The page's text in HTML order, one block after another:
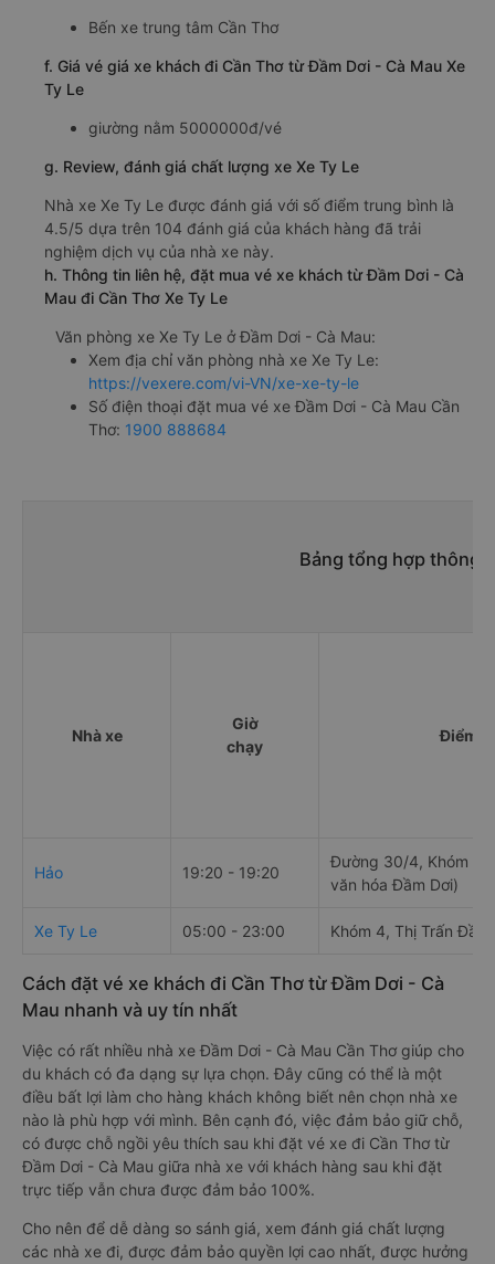
Bến xe trung tâm Cần Thơ
f. Giá vé giá xe khách đi Cần Thơ từ Đầm Dơi - Cà Mau Xe
Ty Le
giường nằm 5000000đ/vé
g. Review, đánh giá chất lượng xe Xe Ty Le
Nhà xe Xe Ty Le được đánh giá với số điểm trung bình là
4.5/5 dựa trên 104 đánh giá của khách hàng đã trải
nghiệm dịch vụ của nhà xe này.
h. Thông tin liên hệ, đặt mua vé xe khách từ Đầm Dơi - Cà
Mau đi Cần Thơ Xe Ty Le
Văn phòng xe Xe Ty Le ở Đầm Dơi - Cà Mau:
Xem địa chỉ văn phòng nhà xe Xe Ty Le:
https://vexere.com/vi-VN/xe-xe-ty-le
Số điện thoại đặt mua vé xe Đầm Dơi - Cà Mau Cần
Thơ: 1900 888684
Bảng tổng hợp thông
Nhà xe
Giờ
chạy
Điểm đi
Hảo 19:20 - 19:20
Đường 30/4, Khóm 4
văn hóa Đầm Dơi)
Xe Ty Le 05:00 - 23:00 Khóm 4, Thị Trấn Đầm
Cách đặt vé xe khách đi Cần Thơ từ Đầm Dơi - Cà
Mau nhanh và uy tín nhất
Việc có rất nhiều nhà xe Đầm Dơi - Cà Mau Cần Thơ giúp cho
du khách có đa dạng sự lựa chọn. Đây cũng có thể là một
điều bất lợi làm cho hàng khách không biết nên chọn nhà xe
nào là phù hợp với mình. Bên cạnh đó, việc đảm bảo giữ chỗ,
có được chỗ ngồi yêu thích sau khi đặt vé xe đi Cần Thơ từ
Đầm Dơi - Cà Mau giữa nhà xe với khách hàng sau khi đặt
trực tiếp vẫn chưa được đảm bảo 100%.
Cho nên để dễ dàng so sánh giá, xem đánh giá chất lượng
các nhà xe đi, được đảm bảo quyền lợi cao nhất, được hưởng